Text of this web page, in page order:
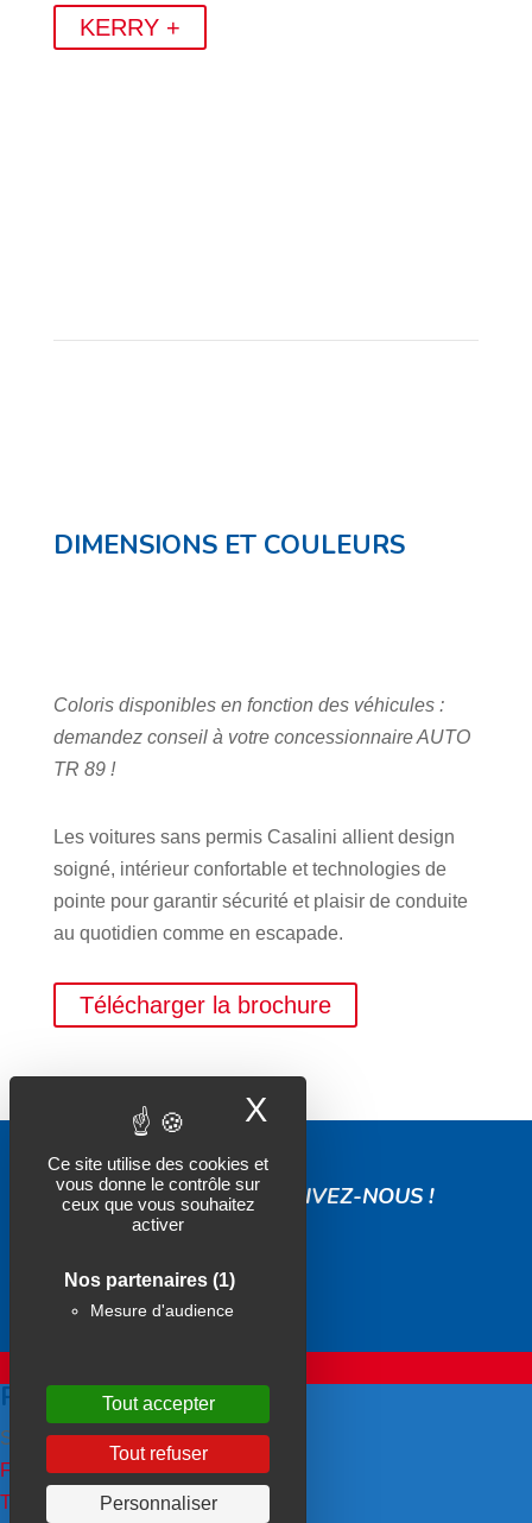
Ce site utilise des cookies et
vous donne le contrôle sur
ceux que vous souhaitez
activer
Nos partenaires (1)
Mesure d'audience
Tout accepter
Tout refuser
Personnaliser
X
KERRY +
DIMENSIONS ET COULEURS
Coloris disponibles en fonction des véhicules :
demandez conseil à votre concessionnaire AUTO
TR 89 !
Les voitures sans permis Casalini allient design
soigné, intérieur confortable et technologies de
pointe pour garantir sécurité et plaisir de conduite
au quotidien comme en escapade.
Télécharger la brochure
ESPACE AUTO TR89
Contactez-nous
Politique de confidentialité
SUIVEZ-NOUS !
PIN IT ON PINTEREST
Share This
Facebook
Twitter